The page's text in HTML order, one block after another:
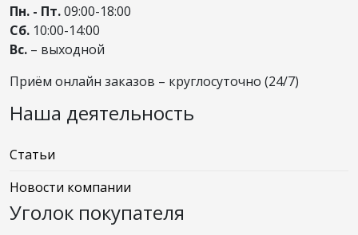
Пн. - Пт.09:00-18:00
Сб. 10:00-14:00
Вс. – выходной
Приём онлайн заказов – круглосуточно (24/7)
Наша деятельность
Статьи
Новости компании
Уголок покупателя